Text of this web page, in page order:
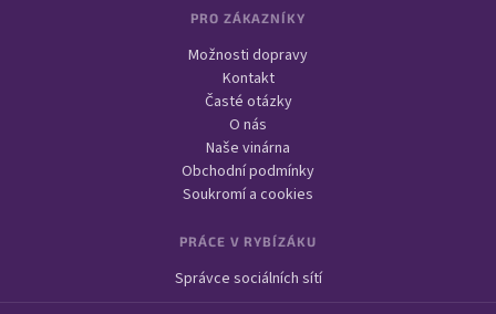
PRO ZÁKAZNÍKY
Možnosti dopravy
Kontakt
Časté otázky
O nás
Naše vinárna
Obchodní podmínky
Soukromí a cookies
PRÁCE V RYBÍZÁKU
Správce sociálních sítí